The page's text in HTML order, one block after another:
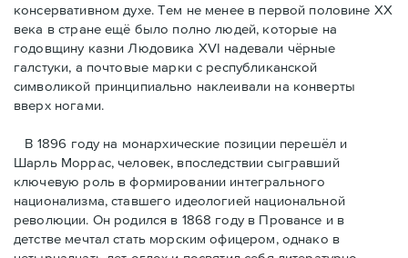
консервативном духе. Тем не менее в первой половине ХХ
века в стране ещё было полно людей, которые на
годовщину казни Людовика XVI надевали чёрные
галстуки, а почтовые марки с республиканской
символикой принципиально наклеивали на конверты
вверх ногами.
В 1896 году на монархические позиции перешёл и
Шарль Моррас, человек, впоследствии сыгравший
ключевую роль в формировании интегрального
национализма, ставшего идеологией национальной
революции. Он родился в 1868 году в Провансе и в
детстве мечтал стать морским офицером, однако в